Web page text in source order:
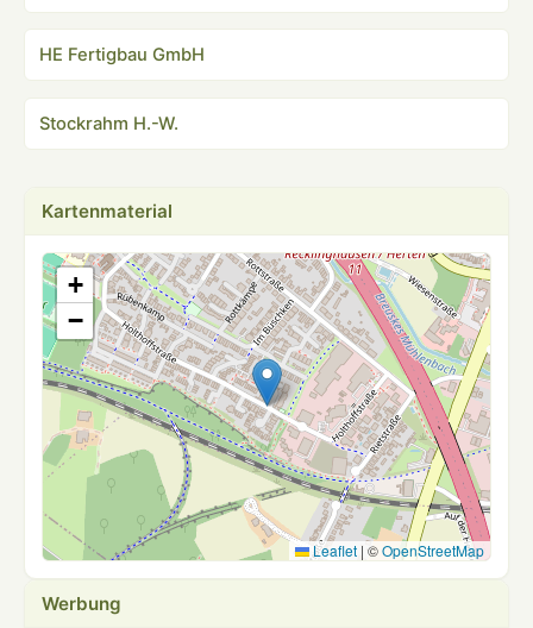
HE Fertigbau GmbH
Stockrahm H.-W.
Kartenmaterial
+
−
Leaflet | ©OpenStreetMap
Werbung